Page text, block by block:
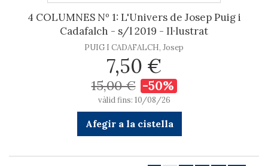
4 COLUMNES Nº 1: L'Univers de Josep Puig i
Cadafalch - s/l 2019 - Il·lustrat
PUIG I CADAFALCH, Josep
7,50 €
15,00 € -50%
vàlid fins: 10/08/26
Afegir a la cistella